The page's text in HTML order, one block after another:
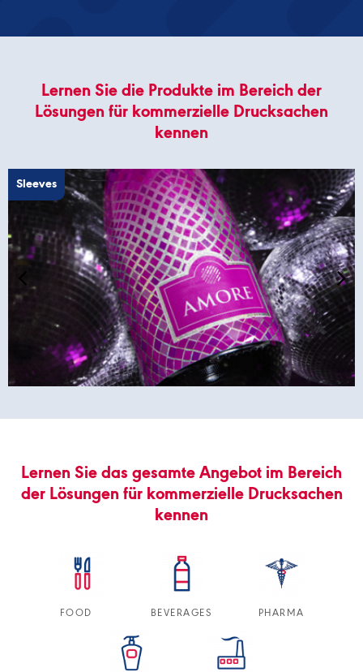
Lernen Sie die Produkte im Bereich der
Lösungen für kommerzielle Drucksachen
kennen
Sleeves
Lernen Sie das gesamte Angebot im Bereich
der Lösungen für kommerzielle Drucksachen
kennen
FOOD BEVERAGES PHARMA